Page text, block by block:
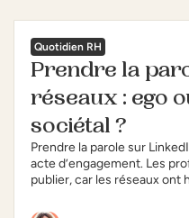
Quotidien RH
Prendre la
réseaux : ego
sociétal ?
Prendre la parole sur
acte d’engagement. Les
publier, car les réseaux ont